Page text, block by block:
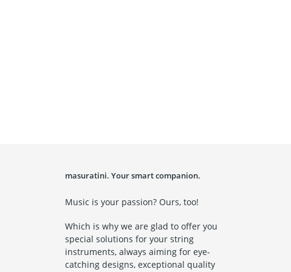
masuratini. Your smart companion.
Music is your passion? Ours, too!
Which is why we are glad to offer you
special solutions for your string
instruments, always aiming for eye-
catching designs, exceptional quality